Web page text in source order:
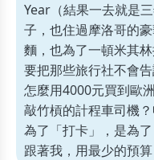
Year（結果一去就是
子，也住過摩洛哥的
麵，也為了一頓米其
要把那些旅行社不會
怎麼用4000元買到歐
敲竹槓的計程車司機
為了「打卡」，是為
跟著我，用最少的預